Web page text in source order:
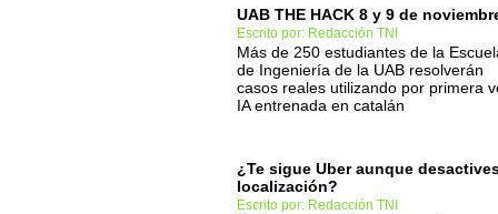
UAB THE HACK 8 y 9 de
Escrito por: Redacción TNI
Más de 250 estudiantes de la
de Ingeniería de la UAB resolverán
casos reales utilizando por primera
IA entrenada en catalán
¿Te sigue Uber aunque
localización?
Escrito por: Redacción TNI